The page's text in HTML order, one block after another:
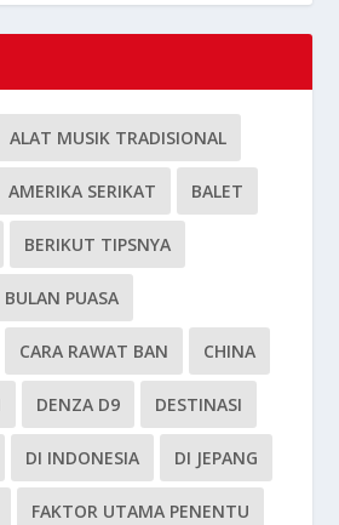
ALAT MUSIK TRADISIONAL
AMERIKA SERIKAT BALET
BERIKUT TIPSNYA
BULAN PUASA
CARA RAWAT BAN CHINA
DENZA D9 DESTINASI
DI INDONESIA DI JEPANG
FAKTOR UTAMA PENENTU